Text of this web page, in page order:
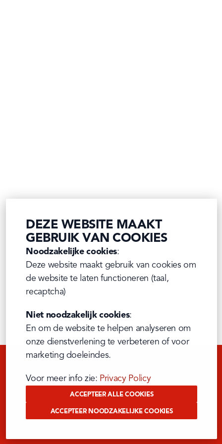
DEZE WEBSITE MAAKT
GEBRUIK VAN COOKIES
Noodzakelijke cookies:
Deze website maakt gebruik van cookies om
de website te laten functioneren (taal,
recaptcha)
Niet noodzakelijk cookies:
En om de website te helpen analyseren om
onze dienstverlening te verbeteren of voor
marketing doeleindes.
Voor meer info zie: Privacy Policy
ACCEPTEER ALLE COOKIES
ACCEPTEER NOODZAKELIJKE COOKIES